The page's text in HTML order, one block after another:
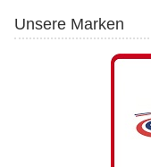
Unsere Marken